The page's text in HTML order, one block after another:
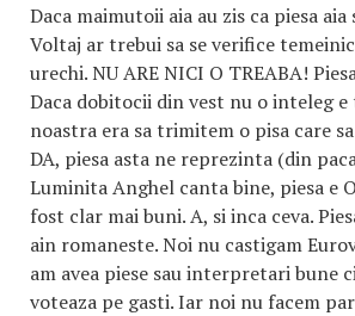
Daca maimutoii aia au zis ca piesa aia
Voltaj ar trebui sa se verifice
urechi. NU ARE NICI O TREABA!
Daca dobitocii din vest nu o inteleg
noastra era sa trimitem o pisa care
DA, piesa asta ne reprezinta (din
Luminita Anghel canta bine, piesa e
fost clar mai buni. A, si inca ceva.
ain romaneste. Noi nu castigam
am avea piese sau interpretari bune
voteaza pe gasti. Iar noi nu facem